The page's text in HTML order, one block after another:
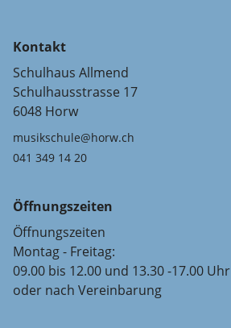
Kontakt
Schulhaus Allmend
Schulhausstrasse 17
6048 Horw
musikschule@horw.ch
041 349 14 20
Öffnungszeiten
Öffnungszeiten
Montag - Freitag:
09.00 bis 12.00 und 13.30 -17.00 Uhr
oder nach Vereinbarung